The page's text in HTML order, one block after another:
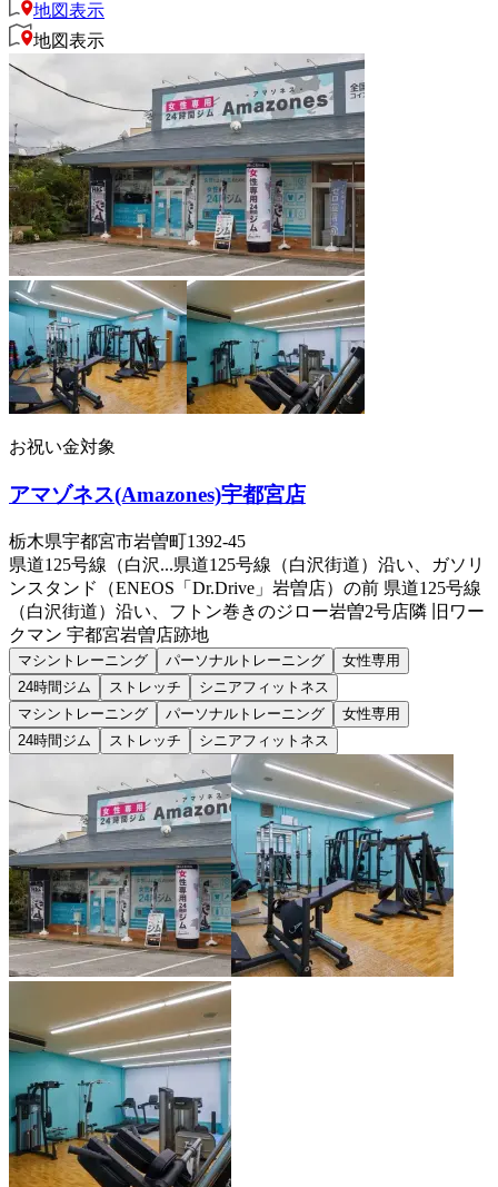
地図表示
地図表示
お祝い金対象
アマゾネス(Amazones)宇都宮店
栃木県宇都宮市岩曽町1392-45
県道125号線（白沢...県道125号線（白沢街道）沿い、ガソリ
ンスタンド（ENEOS「Dr.Drive」岩曽店）の前 県道125号線
（白沢街道）沿い、フトン巻きのジロー岩曽2号店隣 旧ワー
クマン 宇都宮岩曽店跡地
マシントレーニング パーソナルトレーニング
女性専用
24時間ジム
ストレッチ
シニアフィットネス
マシントレーニング
パーソナルトレーニング
女性専用
24時間ジム
ストレッチ シニアフィットネス